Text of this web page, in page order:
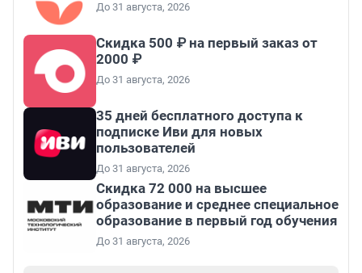
До 31 августа, 2026
Скидка 500 ₽ на первый заказ от
2000 ₽
До 31 августа, 2026
35 дней бесплатного доступа к
подписке Иви для новых
пользователей
До 31 августа, 2026
Скидка 72 000 на высшее
образование и среднее специальное
образование в первый год обучения
До 31 августа, 2026